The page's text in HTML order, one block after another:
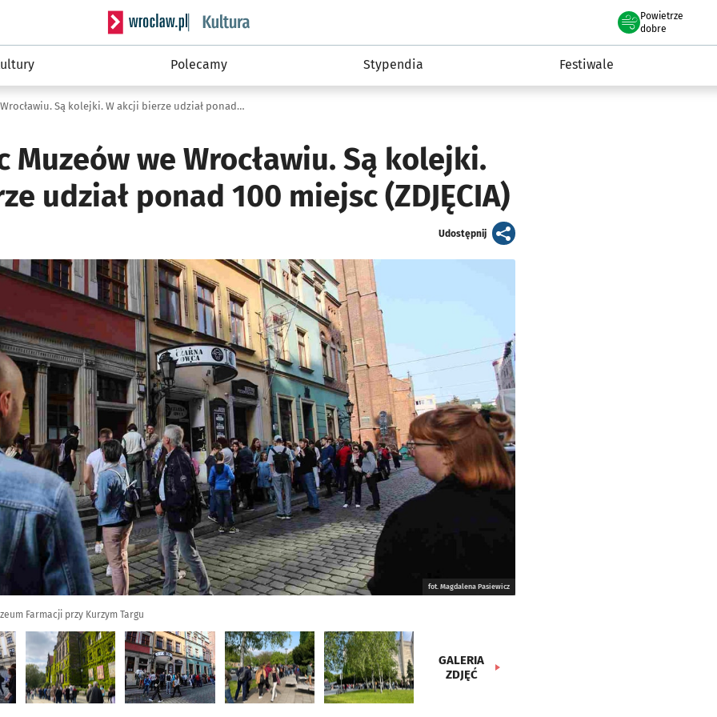
Serwis informacyjny wroclaw.pl podserwis: Kultura
Powietrze
we Wrocławiu
dobre
Polecamy Stypendia Festiwale
Ruszyła Noc Muzeów we Wrocławiu. Są kolejki. W akcji bierze udział ponad 100 miejsc (ZDJĘCIA)
Muzeów we Wrocławiu. Są kolejki.
udział ponad 100 miejsc (ZDJĘCIA)
Udostępnijartykuł
fot. Magdalena Pasiewicz
Farmacji przy Kurzym Targu
GALERIA
ZDJĘĆ